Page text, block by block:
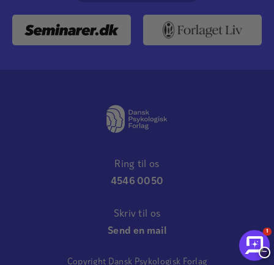
Ring til os
4546 0050
Skriv til os
Send en mail
Copyright Dansk Psykologisk Forlag
1
−